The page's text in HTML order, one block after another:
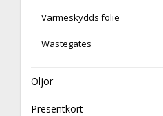
Värmeskydds folie
Wastegates
Oljor
Presentkort